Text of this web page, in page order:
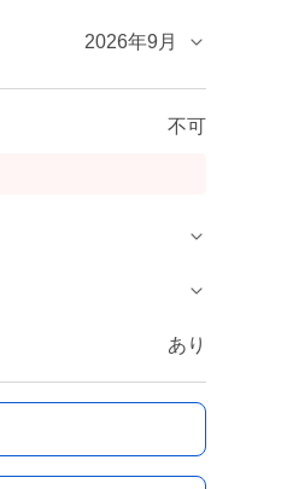
2026年9月
不可
あり